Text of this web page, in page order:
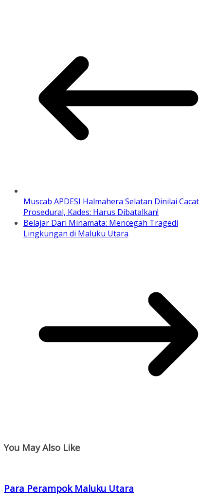
Muscab APDESI Halmahera Selatan Dinilai Cacat
Prosedural, Kades: Harus Dibatalkan!
Belajar Dari Minamata: Mencegah Tragedi
Lingkungan di Maluku Utara
You May Also Like
Para Perampok Maluku Utara